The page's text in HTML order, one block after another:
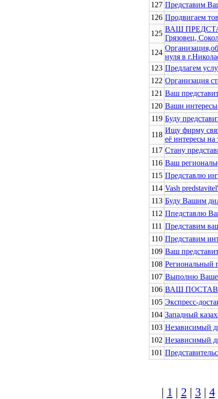
127 Представим
126 Продвигаем
125
ВАШ
Грязовец,
124
нуля в
123 Предлагем
122 Организация
121 Ваш
120 Ваши интересы
119 Буду
118
Ищу фирму
её интересы
117 Стану
116 Ваш
115 Представлю
114 Vash
113 Буду Вашим
112 Ппедставлю
111 Представим
110 Представим
109 Ваш
108 Региональный
107 Выполню Ваше
106 ВАШ
105 Экспресс-
104 Западный
103 Независимый
102 Независимый
101
| 1 | 2 | 3 | 4